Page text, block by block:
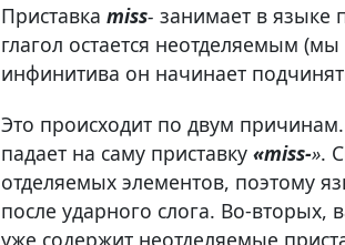
Приставка miss- занимает в
глагол остается неотделяемым
инфинитива он начинает
Это происходит по двум
падает на саму приставку «miss-».
отделяемых элементов, поэтому
после ударного слога. Во-вторых,